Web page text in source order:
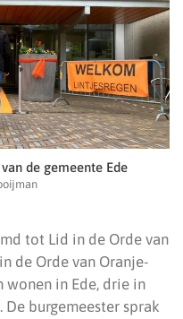
de gemeente Ede
tot Lid in de Orde van
de Orde van Oranje-
wonen in Ede, drie in
De burgemeester sprak